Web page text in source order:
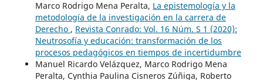
Marco Rodrigo Mena Peralta, La epistemología y la
metodología de la investigación en la carrera de
Derecho , Revista Conrado: Vol. 16 Núm. S 1 (2020):
Neutrosofía y educación: transformación de los
procesos pedagógicos en tiempos de incertidumbre
Manuel Ricardo Velázquez, Marco Rodrigo Mena
Peralta, Cynthia Paulina Cisneros Zúñiga, Roberto